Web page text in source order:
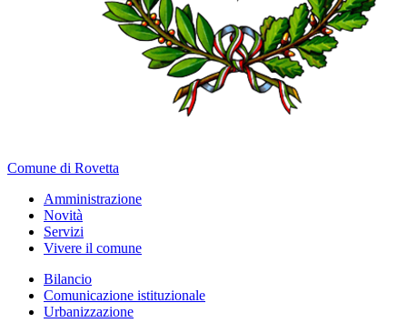
Comune di Rovetta
Amministrazione
Novità
Servizi
Vivere il comune
Bilancio
Comunicazione istituzionale
Urbanizzazione